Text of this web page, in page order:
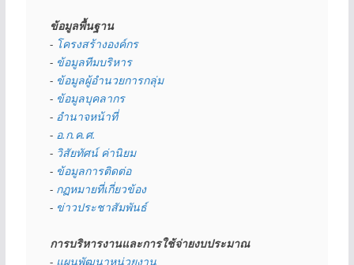
ข้อมูลพื้นฐาน
- โครงสร้างองค์กร
- ข้อมูลทีมบริหาร
- ข้อมูลผู้อำนวยการกลุ่ม
- ข้อมูลบุคลากร
- อำนาจหน้าที่
- อ.ก.ค.ศ.
- วิสัยทัศน์ ค่านิยม
- ข้อมูลการติดต่อ
- กฏหมายที่เกี่ยวข้อง
- ข่าวประชาสัมพันธ์
การบริหารงานและการใช้จ่ายงบประมาณ
- แผนพัฒนาหน่วยงาน